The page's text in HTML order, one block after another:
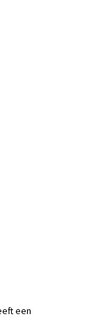
een